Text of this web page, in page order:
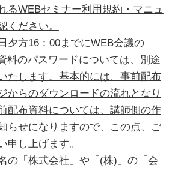
るWEBセミナー利用規約・マニュ
ください。
方16：00までにWEB会議の
料のパスワードについては、別途
たします。基本的には、事前配布
からのダウンロードの流れとなり
配布資料については、講師側の作
らせになりますので、この点、ご
申し上げます。
「株式会社」や「(株)」の「会